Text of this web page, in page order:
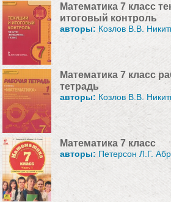
Математика 7 класс
итоговый контроль
авторы: Козлов В.В.
Математика 7 класс
тетрадь
авторы: Козлов В.В.
Математика 7 класс
авторы: Петерсон Л.Г.